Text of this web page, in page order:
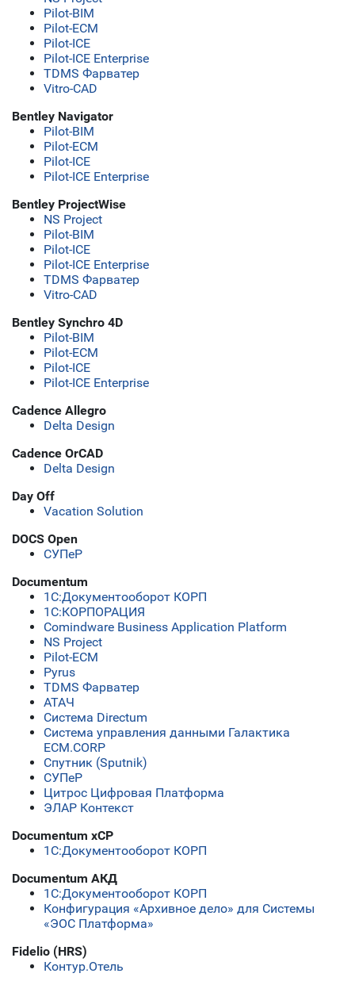
Pilot-BIM
Pilot-ECM
Pilot-ICE
Pilot-ICE Enterprise
TDMS Фарватер
Vitro-CAD
Bentley Navigator
Pilot-BIM
Pilot-ECM
Pilot-ICE
Pilot-ICE Enterprise
Bentley ProjectWise
NS Project
Pilot-BIM
Pilot-ICE
Pilot-ICE Enterprise
TDMS Фарватер
Vitro-CAD
Bentley Synchro 4D
Pilot-BIM
Pilot-ECM
Pilot-ICE
Pilot-ICE Enterprise
Cadence Allegro
Delta Design
Cadence OrCAD
Delta Design
Day Off
Vacation Solution
DOCS Open
СУПеР
Documentum
1C:Документооборот КОРП
1С:КОРПОРАЦИЯ
Comindware Business Application Platform
NS Project
Pilot-ECM
Pyrus
TDMS Фарватер
АТАЧ
Система Directum
Система управления данными Галактика
ECM.CORP
Спутник (Sputnik)
СУПеР
Цитрос Цифровая Платформа
ЭЛАР Контекст
Documentum xCP
1C:Документооборот КОРП
Documentum АКД
1C:Документооборот КОРП
Конфигурация «Архивное дело» для Системы
«ЭОС Платформа»
Fidelio (HRS)
Контур.Отель